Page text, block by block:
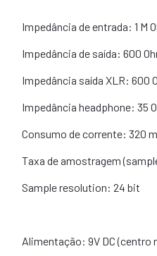
Impedância de entrada: 1 M
Impedância de saída: 600
Impedância saída XLR: 600
Impedância headphone: 35
Consumo de corrente: 320
Taxa de amostragem
Sample resolution: 24 bit
Alimentação: 9V DC (centro